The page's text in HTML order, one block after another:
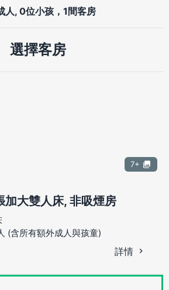
人, 0位小孩，1間客房
選擇客房
7+
加大雙人床, 非吸煙房
(含所有額外成人與孩童)
詳情